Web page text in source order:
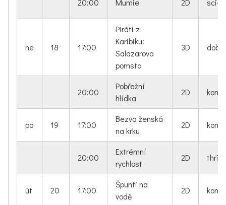
20:00 Mumie 2D sci-fi
ne 18 17:00
Piráti z
Karibiku:
Salazarova
pomsta
3D
20:00
Pobřežní
hlídka
2D
po 19 17:00
Bezva ženská
na krku
2D
20:00
Extrémní
rychlost
2D
út 20 17:00
Špunti na
vodě
2D